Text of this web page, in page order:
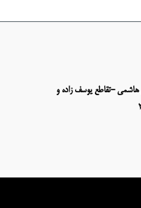
هاشمی -تقاطع یوسف زاده و